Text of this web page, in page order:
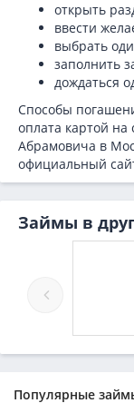
открыть
ввести
выбрать
заполнить
дождаться
Способы
оплата картой
Абрамовича в
официальный
Займы в
Популярные